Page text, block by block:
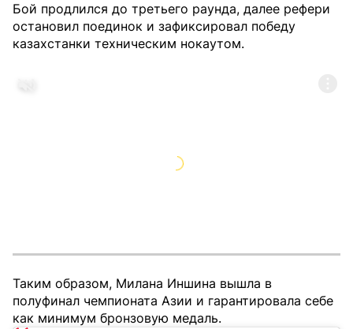
Бой продлился до третьего раунда, далее рефери
остановил поединок и зафиксировал победу
казахстанки техническим нокаутом.
Таким образом, Милана Иншина вышла в
полуфинал чемпионата Азии и гарантировала себе
как минимум бронзовую медаль.